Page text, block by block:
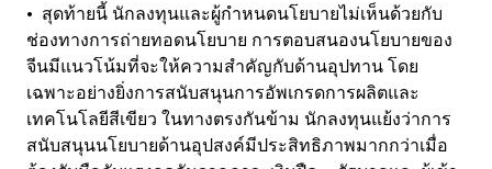
• สุดท้ายนี้ นักลงทุนและผู้กำหนดนโยบายไม่เห็นด้วยกับ
ช่องทางการถ่ายทอดนโยบาย การตอบสนองนโยบายของ
จีนมีแนวโน้มที่จะให้ความสำคัญกับด้านอุปทาน โดย
เฉพาะอย่างยิ่งการสนับสนุนการอัพเกรดการผลิตและ
เทคโนโลยีสีเขียว ในทางตรงกันข้าม นักลงทุนแย้งว่าการ
สนับสนุนนโยบายด้านอุปสงค์มีประสิทธิภาพมากกว่าเมื่อ